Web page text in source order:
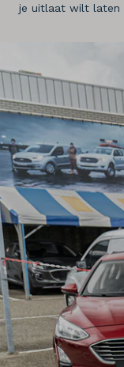
je uitlaat wilt laten